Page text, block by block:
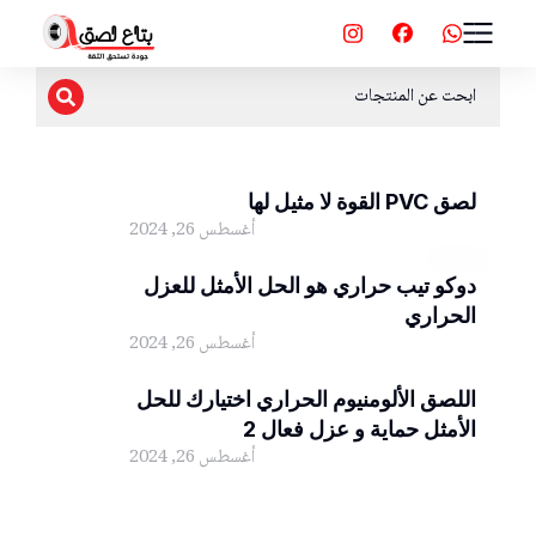
لصق PVC القوة لا مثيل لها
أغسطس 26, 2024
دوكو تيب حراري هو الحل الأمثل للعزل
الحراري
أغسطس 26, 2024
اللصق الألومنيوم الحراري اختيارك للحل
الأمثل حماية و عزل فعال 2
أغسطس 26, 2024